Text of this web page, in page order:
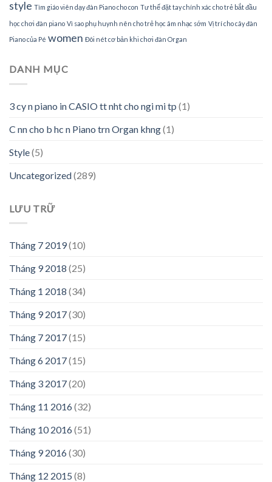
style Tìm giáo viên dạy đàn Piano cho con Tư thế đặt tay chính xác cho trẻ bắt đầu
học chơi đàn piano Vì sao phụ huynh nên cho trẻ học âm nhạc sớm Vị trí cho cây đàn
Piano của Pé women Đôi nét cơ bản khi chơi đàn Organ
DANH MỤC
3 cy n piano in CASIO tt nht cho ngi mi tp (1)
C nn cho b hc n Piano trn Organ khng(1)
Style(5)
Uncategorized(289)
LƯU TRỮ
Tháng 7 2019(10)
Tháng 9 2018 (25)
Tháng 1 2018 (34)
Tháng 9 2017(30)
Tháng 7 2017(15)
Tháng 6 2017(15)
Tháng 3 2017(20)
Tháng 11 2016(32)
Tháng 10 2016(51)
Tháng 9 2016(30)
Tháng 12 2015 (8)